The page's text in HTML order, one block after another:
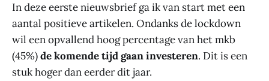
In deze eerste nieuwsbrief ga ik van start met een
aantal positieve artikelen. Ondanks de lockdown
wil een opvallend hoog percentage van het mkb
(45%)de komende tijd gaan investeren. Dit is een
stuk hoger dan eerder dit jaar.